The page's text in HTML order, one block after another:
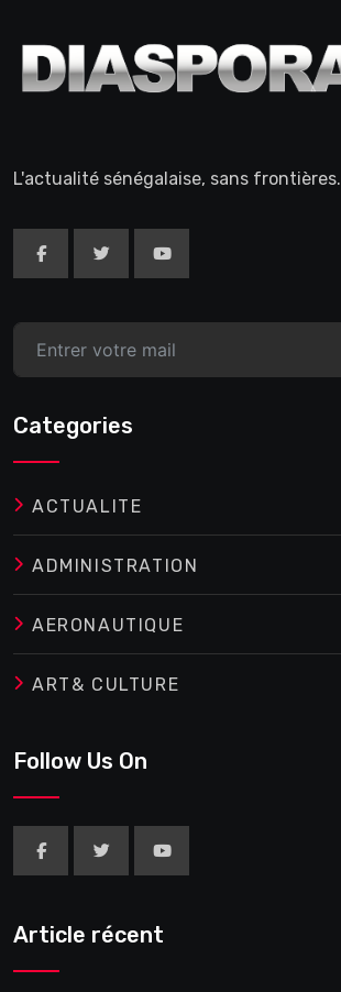
L'actualité sénégalaise, sans frontières.
Categories
ACTUALITE
ADMINISTRATION
AERONAUTIQUE
ART& CULTURE
Follow Us On
Article récent